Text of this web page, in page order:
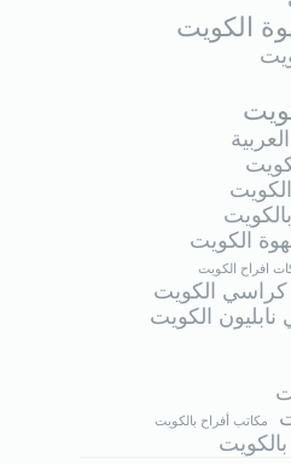
الكويت
الكويت
افراح الكويت
كراسي الكويت
الكويت
مكاتب أفراح بالكويت